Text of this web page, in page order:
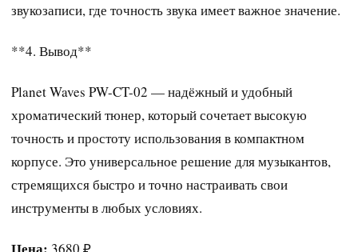
звукозаписи, где точность звука имеет важное значение.
**4. Вывод**
Planet Waves PW-CT-02 — надёжный и удобный
хроматический тюнер, который сочетает высокую
точность и простоту использования в компактном
корпусе. Это универсальное решение для музыкантов,
стремящихся быстро и точно настраивать свои
инструменты в любых условиях.